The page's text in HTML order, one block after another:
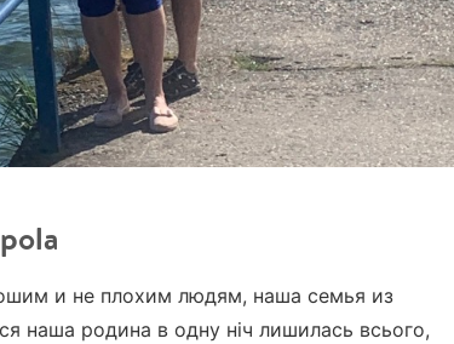
и не плохим людям, наша семья из
наша родина в одну ніч лишилась всього,